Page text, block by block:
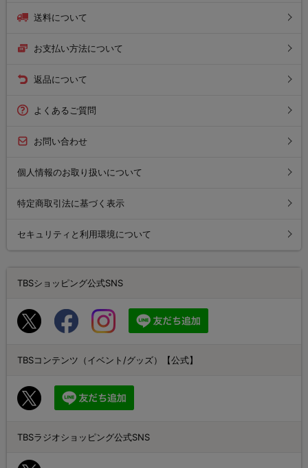
送料について
お支払い方法について
返品について
よくあるご質問
お問い合わせ
個人情報のお取り扱いについて
特定商取引法に基づく表示
セキュリティと利用環境について
TBSショッピング公式SNS
TBSコンテンツ（イベント/グッズ）【公式】
TBSラジオショッピング公式SNS